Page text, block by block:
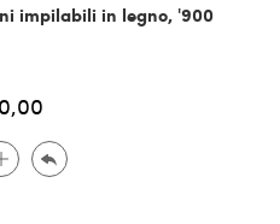
impilabili in legno, '900